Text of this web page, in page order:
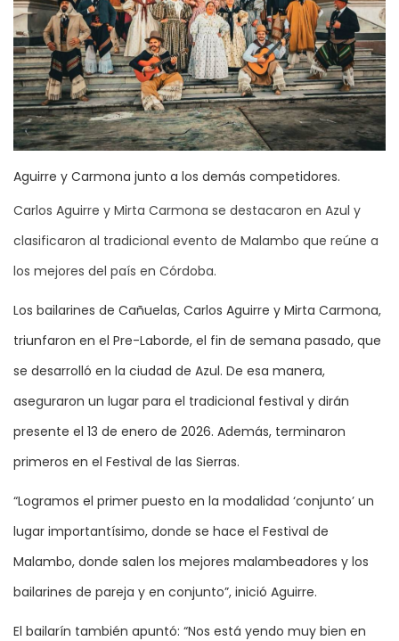
Aguirre y Carmona junto a los demás competidores.
Carlos Aguirre y Mirta Carmona se destacaron en Azul y
clasificaron al tradicional evento de Malambo que reúne a
los mejores del país en Córdoba.
Los bailarines de Cañuelas, Carlos Aguirre y Mirta Carmona,
triunfaron en el Pre-Laborde, el fin de semana pasado, que
se desarrolló en la ciudad de Azul. De esa manera,
aseguraron un lugar para el tradicional festival y dirán
presente el 13 de enero de 2026. Además, terminaron
primeros en el Festival de las Sierras.
“Logramos el primer puesto en la modalidad ‘conjunto’ un
lugar importantísimo, donde se hace el Festival de
Malambo, donde salen los mejores malambeadores y los
bailarines de pareja y en conjunto”, inició Aguirre.
El bailarín también apuntó: “Nos está yendo muy bien en